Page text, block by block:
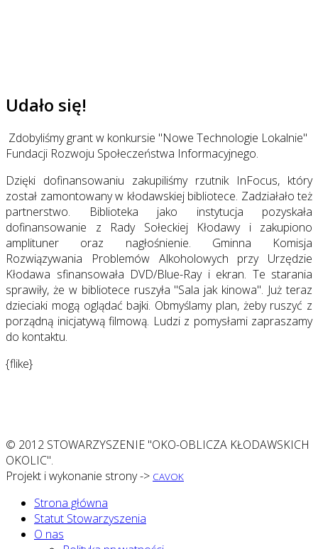
Udało się!
Zdobyliśmy grant w konkursie "Nowe Technologie Lokalnie"
Fundacji Rozwoju Społeczeństwa Informacyjnego.
Dzięki dofinansowaniu zakupiliśmy rzutnik InFocus, który
został zamontowany w kłodawskiej bibliotece. Zadziałało też
partnerstwo. Biblioteka jako instytucja pozyskała
dofinansowanie z Rady Sołeckiej Kłodawy i zakupiono
amplituner oraz nagłośnienie. Gminna Komisja
Rozwiązywania Problemów Alkoholowych przy Urzędzie
Kłodawa sfinansowała DVD/Blue-Ray i ekran. Te starania
sprawiły, że w bibliotece ruszyła "Sala jak kinowa". Już teraz
dzieciaki mogą oglądać bajki. Obmyślamy plan, żeby ruszyć z
porządną inicjatywą filmową. Ludzi z pomysłami zapraszamy
do kontaktu.
{flike}
© 2012 STOWARZYSZENIE "OKO-OBLICZA KŁODAWSKICH
OKOLIC".
Projekt i wykonanie strony -> CAVOK
Strona główna
Statut Stowarzyszenia
O nas